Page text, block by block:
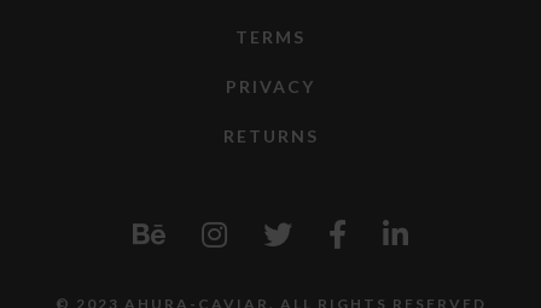
TERMS
PRIVACY
RETURNS
© 2023 AHURA-CAVIAR. ALL RIGHTS RESERVED